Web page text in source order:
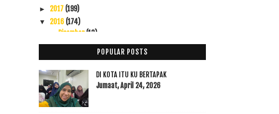
► 2017 (199)
▼ 2016 (174)
Disember(13)
►November(22)
▼Oktober(11)
Apa Matlamat Kita
Apa Masalah Tak Boleh Follow Group?
Kenapa Buat Baik Tidak DiBalas Baik?
POPULAR POSTS
DI KOTA ITU KU BERTAPAK
Jumaat, April 24, 2026